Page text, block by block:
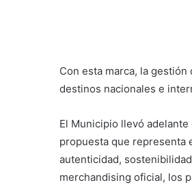
Con esta marca, la
destinos nacionales e
El Municipio llevó adelante
propuesta que representa
autenticidad,
merchandising oficial, los